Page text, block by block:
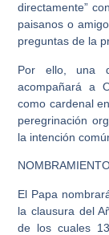
directamente”
paisanos o
preguntas de la
Por ello, una
acompañará a
como cardenal
peregrinación
la intención
El Papa
la clausura del
de los cuales